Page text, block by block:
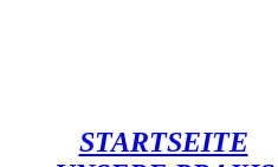
STARTSEITE